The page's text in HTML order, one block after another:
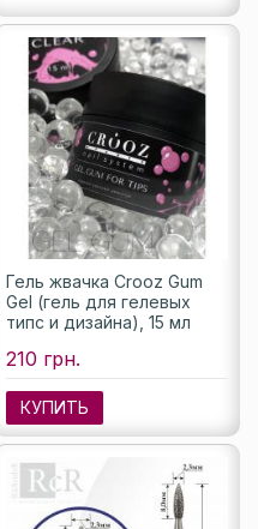
Гель жвачка Crooz Gum
Gel (гель для гелевых
типс и дизайна), 15 мл
210 грн.
КУПИТЬ